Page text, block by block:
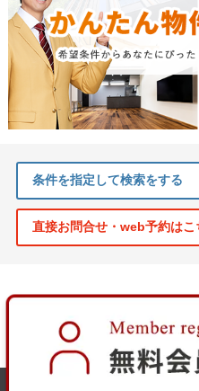
条件を指定して検索をする
直接お問合せ・web予約はこ